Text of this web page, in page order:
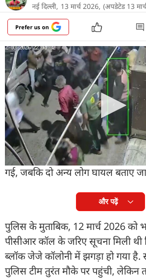
नई दिल्ली, 13 मार्च 2026, (अपडेटेड 13
Prefer us on
दिल्ली के वजीरपुर इलाके में एक शादी
मातम में बदल गया, जब बारात के
व्यक्ति की पीट-पीटकर हत्या कर दी गई.
थाना क्षेत्र की जेजे कॉलोनी की है, जहां
लेकर शुरू हुआ विवाद इतना बढ़ गया
व्यक्ति पर बेल्ट, लाठी-डंडों और लोहे
दिया. हमले में गंभीर रूप से घायल
गई, जबकि दो अन्य लोग घायल बताए
और पढ़ें
पुलिस के मुताबिक, 12 मार्च 2026 को
पीसीआर कॉल के जरिए सूचना मिली थी
ब्लॉक जेजे कॉलोनी में झगड़ा हो गया है.
पुलिस टीम तुरंत मौके पर पहुंची, लेकिन